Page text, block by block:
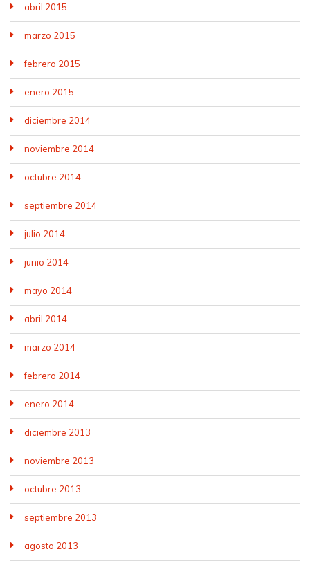
abril 2015
marzo 2015
febrero 2015
enero 2015
diciembre 2014
noviembre 2014
octubre 2014
septiembre 2014
julio 2014
junio 2014
mayo 2014
abril 2014
marzo 2014
febrero 2014
enero 2014
diciembre 2013
noviembre 2013
octubre 2013
septiembre 2013
agosto 2013